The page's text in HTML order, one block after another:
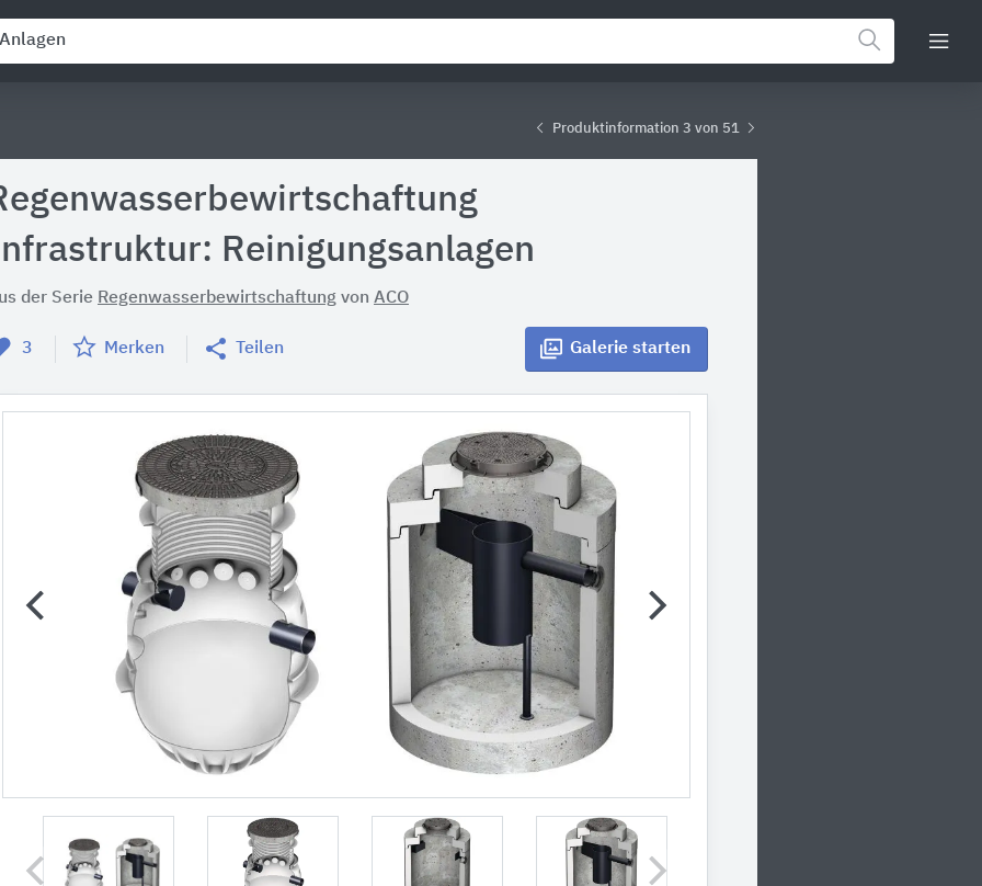
Produktinformation 3 von 51
Reinigungsanlagen
der Serie Regenwasserbewirtschaftung von ACO
3 Merken Teilen Galerie starten